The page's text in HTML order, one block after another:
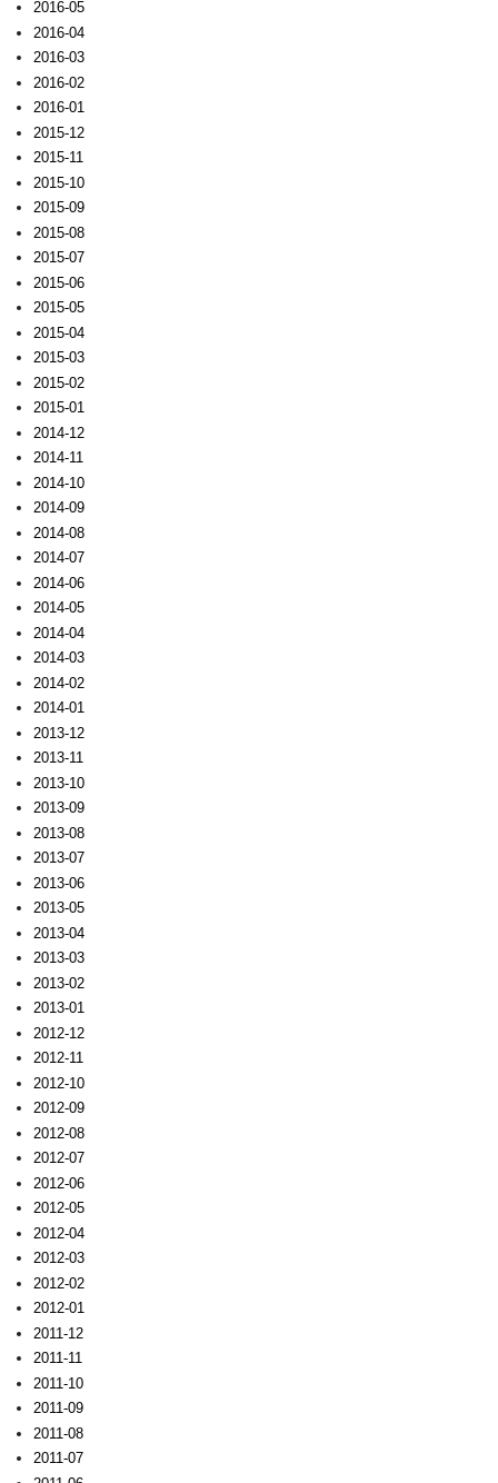
2016-05
2016-04
2016-03
2016-02
2016-01
2015-12
2015-11
2015-10
2015-09
2015-08
2015-07
2015-06
2015-05
2015-04
2015-03
2015-02
2015-01
2014-12
2014-11
2014-10
2014-09
2014-08
2014-07
2014-06
2014-05
2014-04
2014-03
2014-02
2014-01
2013-12
2013-11
2013-10
2013-09
2013-08
2013-07
2013-06
2013-05
2013-04
2013-03
2013-02
2013-01
2012-12
2012-11
2012-10
2012-09
2012-08
2012-07
2012-06
2012-05
2012-04
2012-03
2012-02
2012-01
2011-12
2011-11
2011-10
2011-09
2011-08
2011-07